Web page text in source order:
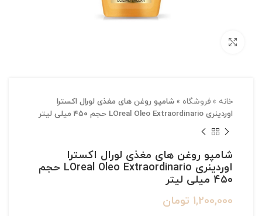
خانه » فروشگاه » شامپو روغن های مغذی لورال اکسترا
اوردینری LOreal Oleo Extraordinario حجم ۴۵۰ میلی لیتر
شامپو روغن های مغذی لورال اکسترا
اوردینری LOreal Oleo Extraordinario حجم
۴۵۰ میلی لیتر
1,200,000 تومان